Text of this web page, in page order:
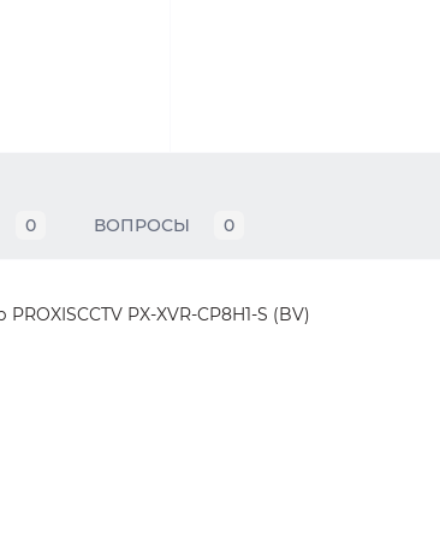
0 ВОПРОСЫ 0
PX-XVR-CP8H1-S (BV)